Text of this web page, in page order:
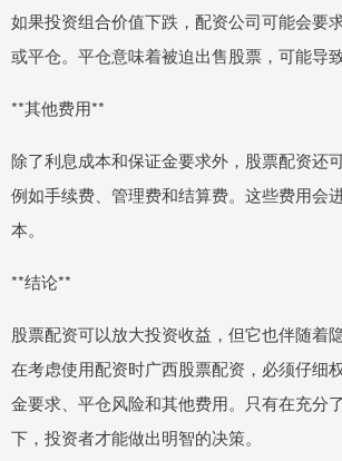
如果投资组合价值下跌，配资公司可能会要
或平仓。平仓意味着被迫出售股票，可能导
**其他费用**
除了利息成本和保证金要求外，股票配资还
例如手续费、管理费和结算费。这些费用会
本。
**结论**
股票配资可以放大投资收益，但它也伴随着
在考虑使用配资时广西股票配资，必须仔细
金要求、平仓风险和其他费用。只有在充分
下，投资者才能做出明智的决策。